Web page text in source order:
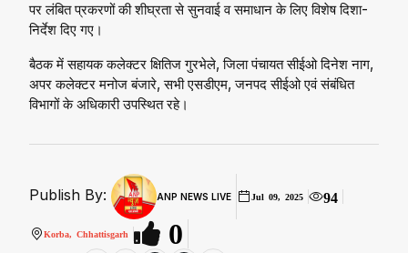
पर लंबित प्रकरणों की शीघ्रता से सुनवाई व समाधान के लिए विशेष दिशा-
निर्देश दिए गए।
बैठक में सहायक कलेक्टर क्षितिज गुरभेले, जिला पंचायत सीईओ दिनेश नाग,
अपर कलेक्टर मनोज बंजारे, सभी एसडीएम, जनपद सीईओ एवं संबंधित
विभागों के अधिकारी उपस्थित रहे।
Publish By: ANP NEWS LIVE Jul 09, 2025 94
Korba, Chhattisgarh 0